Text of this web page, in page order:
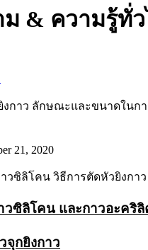
& ความรู้ทั่ว
งกาว ลักษณะและขนาดในก
21, 2020
วซิลิโคน และกาวอะคริลิ
จุกยิงกาว